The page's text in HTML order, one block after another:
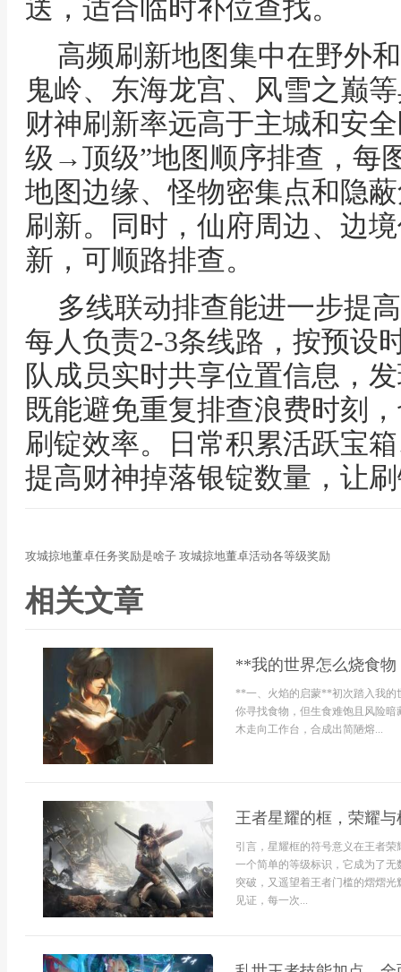
送，适合临时补位查找。
高频刷新地图集中在野外
鬼岭、东海龙宫、风雪之巅
财神刷新率远高于主城和安
级→顶级”地图顺序排查，每
地图边缘、怪物密集点和隐
刷新。同时，仙府周边、边
新，可顺路排查。
多线联动排查能进一步提
每人负责2-3条线路，按预设
队成员实时共享位置信息，
既能避免重复排查浪费时刻
刷锭效率。日常积累活跃宝
提高财神掉落银锭数量，让
攻城掠地董卓任务奖励是啥子 攻城掠地董卓活动各等级奖励
相关文章
**我的世界怎么烧食
**一、火焰的启蒙**初次踏入我的
你寻找食物，但生食难饱且风险
木走向工作台，合成出简陋熔...
王者星耀的框，荣耀
引言，星耀框的符号意义在王者
一个简单的等级标识，它成为了
突破，又遥望着王者门槛的熠熠
见证，每一次...